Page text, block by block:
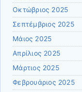
Οκτώβριος 2025
Σεπτέμβριος 2025
Μάιος 2025
Απρίλιος 2025
Μάρτιος 2025
Φεβρουάριος 2025